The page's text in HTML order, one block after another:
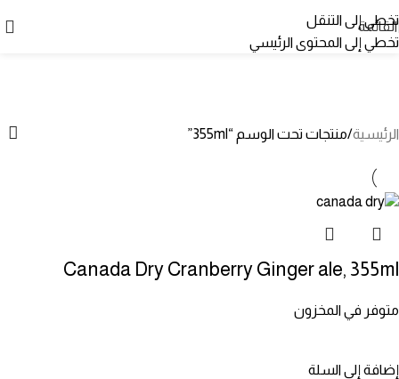
تخطي إلى التنقل
تخطي إلى المحتوى الرئيسي
القائمة
الرئيسية منتجات تحت الوسم “355ml”
Canada Dry Cranberry Ginger ale, 355ml
متوفر في المخزون
إضافة إلى السلة